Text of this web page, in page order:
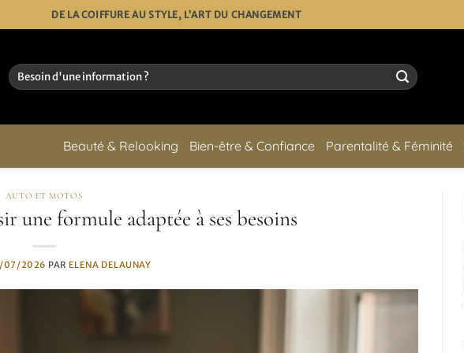
DE LA COIFFURE AU STYLE, L’ART DU CHANGEMENT
Beauté & Relooking Bien-être & Confiance Parentalité & Féminité
AUTO ET MOTOS
une formule adaptée à ses besoins
07/2026 PAR ELENA DELAUNAY